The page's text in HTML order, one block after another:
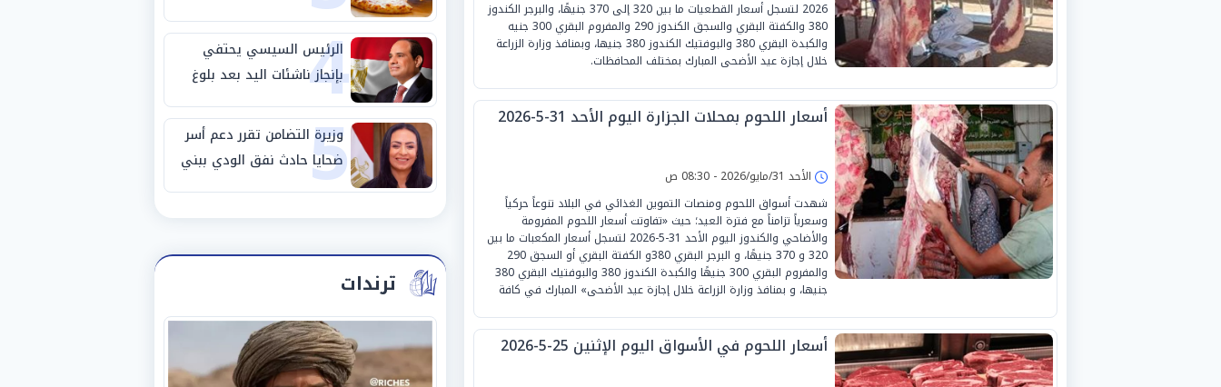
2026 لتسجل أسعار القطعيات ما بين 320 إلى 370 جنيهًا، والبرجر الكندوز
380 والكفتة البقري والسجق الكندوز 290 والمفروم البقري 300 جنيه
والكبدة البقري 380 والبوفتيك الكندوز 380 جنيها، وبمنافذ وزارة الزراعة
خلال إجازة عيد الأضحى المبارك بمختلف المحافظات.
أسعار اللحوم بمحلات الجزارة اليوم الأحد 31-5-2026
الأحد 31/مايو/2026 - 08:30 ص
شهدت أسواق اللحوم ومنصات التموين الغذائي في البلاد تنوعاً حركياً
وسعرياً تزامناً مع فترة العيد؛ حيث «تفاوتت أسعار اللحوم المفرومة
والأضاحي والكندوز اليوم الأحد 31-5-2026 لتسجل أسعار المكعبات ما بين
320 و 370 جنيهًا، و البرجر البقري 380و الكفتة البقري أو السجق 290
والمفروم البقري 300 جنيهًا والكبدة الكندوز 380 والبوفتيك البقري 380
جنيها، و بمنافذ وزارة الزراعة خلال إجازة عيد الأضحى» المبارك في كافة
أسعار اللحوم في الأسواق اليوم الإثنين 25-5-2026
بالبروتين
4
الرئيس السيسي يحتفي
بإنجاز ناشئات اليد بعد بلوغ
نصف نهائي كأس العالم
5
وزيرة التضامن تقرر دعم أسر
ضحايا حادث نفق الودي ببني
سويف
ترندات